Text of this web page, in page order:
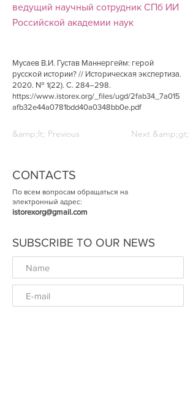
ведущий научный сотрудник СПб ИИ
Российской академии наук
Мусаев В.И. Густав Маннергейм: герой
русской истории? // Историческая экспертиза.
2020. № 1(22). С. 284–298.
https://www.istorex.org/_files/ugd/2fab34_7a015
afb32e44a0781bdd40a0348bb0e.pdf
&amp;lt; Previous Next &amp;gt;
CONTACTS
По всем вопросам обращаться на
электронный адрес:
istorexorg@gmail.com
SUBSCRIBE TO OUR NEWS